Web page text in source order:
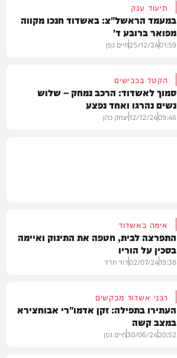
תיעוד ענק
במעמד הראשל"צ: באשדוד חנכו מקווה
מפואר ברובע ד'
01:59
25/12/24חיים גפן
הקטל בכבישים
סמוך לאשדוד: הרכב נמחק – שלוש
נשים נהרגו ואחד נפצע
09:46
12/12/24יצחק כהן
אימה באשדוד
התפרצה לבית, חטפה את התינוק ואיימה
בסכין על הוריו
19:38
02/07/24דוד חדד
רבני אשדוד מבקשים
העתירו בתפילה: זקן אדמו"רי אבוחצירא
במצב קשה
20:52
30/06/24חיים גפן